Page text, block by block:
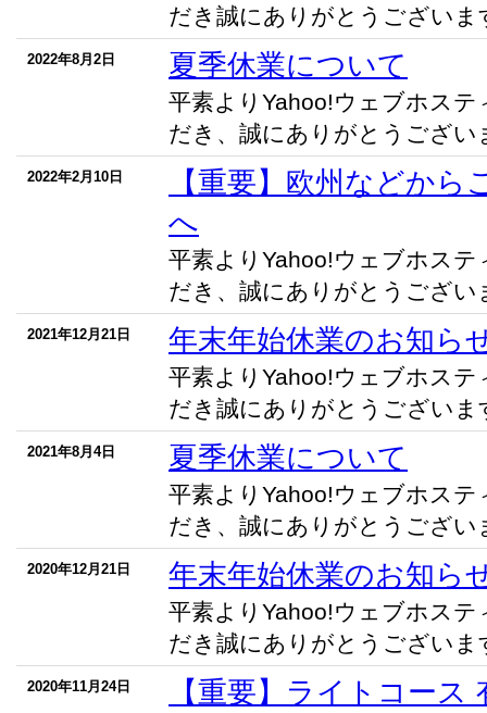
だき誠にありがとうございま
2022年8月2日 夏季休業について
平素よりYahoo!ウェブホス
だき、誠にありがとうござい
2022年2月10日
【重要】欧州などから
へ
平素よりYahoo!ウェブホス
だき、誠にありがとうござい
2021年12月21日 年末年始休業のお知ら
平素よりYahoo!ウェブホス
だき誠にありがとうございま
2021年8月4日 夏季休業について
平素よりYahoo!ウェブホス
だき、誠にありがとうござい
2020年12月21日 年末年始休業のお知ら
平素よりYahoo!ウェブホス
だき誠にありがとうございま
2020年11月24日
【重要】ライトコース